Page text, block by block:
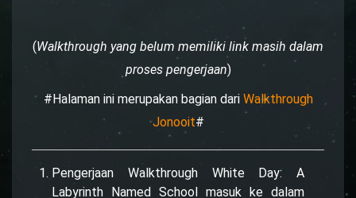
(Walkthrough yang belum memiliki link masih dalam
proses pengerjaan)
#Halaman ini merupakan bagian dari Walkthrough
Jonooit#
Pengerjaan Walkthrough White Day: A
Labyrinth Named School masuk ke dalam